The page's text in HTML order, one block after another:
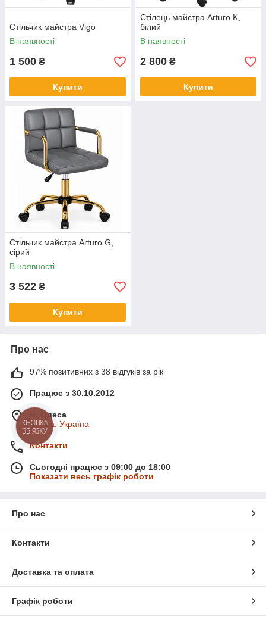
Стільчик майстра Vigo
В наявності
1 500 ₴
Купити
Стілець майстра Arturo K,
білий
В наявності
2 800 ₴
Купити
Стільчик майстра Arturo G,
сірий
В наявності
3 522 ₴
Купити
Про нас
97% позитивних з 38 відгуків за рік
Працює з 30.10.2012
м. Одеса
Одеса, Україна
Контакти
Сьогодні працює з 09:00 до 18:00
Показати весь графік роботи
Про нас
Контакти
Доставка та оплата
Графік роботи
КНОПКА
ЗВ'ЯЗКУ